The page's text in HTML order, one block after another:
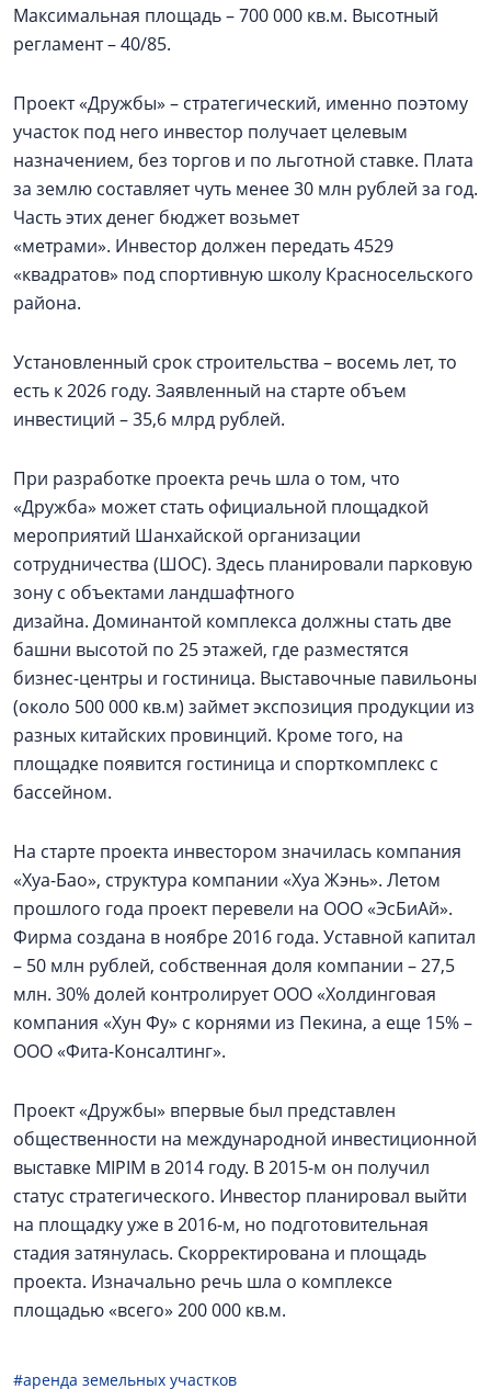
Максимальная площадь – 700 000 кв.м. Высотный
регламент – 40/85.
Проект «Дружбы» – стратегический, именно поэтому
участок под него инвестор получает целевым
назначением, без торгов и по льготной ставке. Плата
за землю составляет чуть менее 30 млн рублей за год.
Часть этих денег бюджет возьмет
«метрами». Инвестор должен передать 4529
«квадратов» под спортивную школу Красносельского
района.
Установленный срок строительства – восемь лет, то
есть к 2026 году. Заявленный на старте объем
инвестиций – 35,6 млрд рублей.
При разработке проекта речь шла о том, что
«Дружба» может стать официальной площадкой
мероприятий Шанхайской организации
сотрудничества (ШОС). Здесь планировали парковую
зону с объектами ландшафтного
дизайна. Доминантой комплекса должны стать две
башни высотой по 25 этажей, где разместятся
бизнес-центры и гостиница. Выставочные павильоны
(около 500 000 кв.м) займет экспозиция продукции из
разных китайских провинций. Кроме того, на
площадке появится гостиница и спорткомплекс с
бассейном.
На старте проекта инвестором значилась компания
«Хуа-Бао», структура компании «Хуа Жэнь». Летом
прошлого года проект перевели на ООО «ЭсБиАй».
Фирма создана в ноябре 2016 года. Уставной капитал
– 50 млн рублей, собственная доля компании – 27,5
млн. 30% долей контролирует ООО «Холдинговая
компания «Хун Фу» с корнями из Пекина, а еще 15% –
ООО «Фита-Консалтинг».
Проект «Дружбы» впервые был представлен
общественности на международной инвестиционной
выставке MIPIM в 2014 году. В 2015-м он получил
статус стратегического. Инвестор планировал выйти
на площадку уже в 2016-м, но подготовительная
стадия затянулась. Скорректирована и площадь
проекта. Изначально речь шла о комплексе
площадью «всего» 200 000 кв.м.
#аренда земельных участков